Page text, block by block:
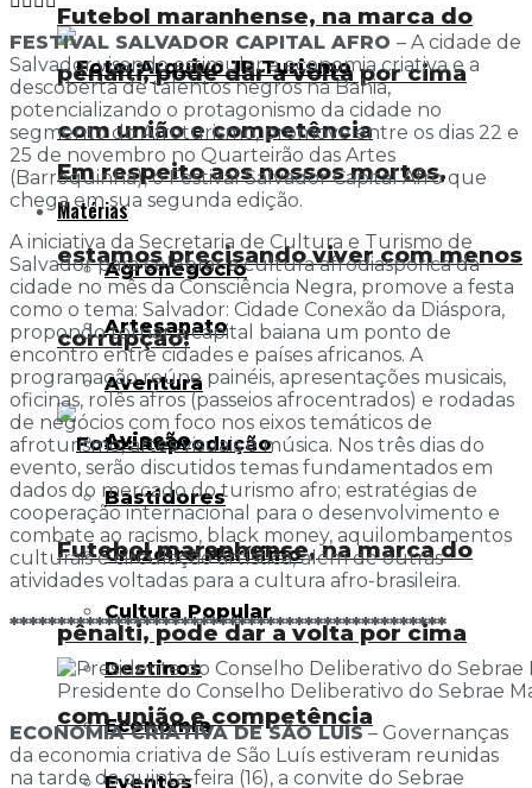
Futebol maranhense, na marca do
pênalti, pode dar a volta por cima
com união e competência
Matérias
Agronegócio
Artesanato
Aventura
Aviação
Bastidores
Cruzeiro Marítimo
Cultura Popular
Destinos
Economia
Eventos
Em respeito aos nossos mortos,
estamos precisando viver com menos
corrupção!
Futebol maranhense, na marca do
pênalti, pode dar a volta por cima
com união e competência
FESTIVAL SALVADOR CAPITAL AFRO – A cidade de
Salvador visando estimular a economia criativa e a
descoberta de talentos negros na Bahia,
potencializando o protagonismo da cidade no
segmento do Afroturismo, promove entre os dias 22 e
25 de novembro no Quarteirão das Artes
(Barroquinha), o Festival Salvador Capital Afro que
chega em sua segunda edição.
A iniciativa da Secretaria de Cultura e Turismo de
Salvador para celebrar a cultura afrodiaspórica da
cidade no mês da Consciência Negra, promove a festa
como o tema: Salvador: Cidade Conexão da Diáspora,
propondo tornar a capital baiana um ponto de
encontro entre cidades e países africanos. A
programação reúne painéis, apresentações musicais,
oficinas, rolês afros (passeios afrocentrados) e rodadas
de negócios com foco nos eixos temáticos de
afroturismo, artes visuais e música. Nos três dias do
evento, serão discutidos temas fundamentados em
dados do mercado do turismo afro; estratégias de
cooperação internacional para o desenvolvimento e
combate ao racismo, black money, aquilombamentos
culturais e circulação artística, além de outras
atividades voltadas para a cultura afro-brasileira.
**********************************************
Presidente do Conselho Deliberativo do Sebrae
ECONOMIA CRIATIVA DE SÃO LUÍS– Governanças
da economia criativa de São Luís estiveram reunidas
na tarde da quinta-feira (16), a convite do Sebrae